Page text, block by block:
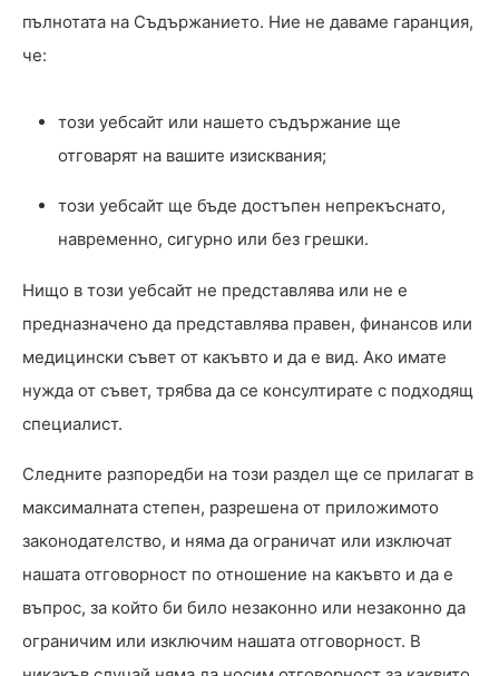
пълнотата на Съдържанието. Ние не даваме гаранция,
че:
този уебсайт или нашето съдържание ще
отговарят на вашите изисквания;
този уебсайт ще бъде достъпен непрекъснато,
навременно, сигурно или без грешки.
Нищо в този уебсайт не представлява или не е
предназначено да представлява правен, финансов или
медицински съвет от какъвто и да е вид. Ако имате
нужда от съвет, трябва да се консултирате с подходящ
специалист.
Следните разпоредби на този раздел ще се прилагат в
максималната степен, разрешена от приложимото
законодателство, и няма да ограничат или изключат
нашата отговорност по отношение на какъвто и да е
въпрос, за който би било незаконно или незаконно да
ограничим или изключим нашата отговорност. В